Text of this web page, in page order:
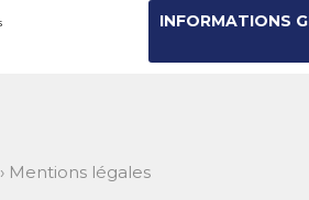
INFORMATIONS
› Mentions légales